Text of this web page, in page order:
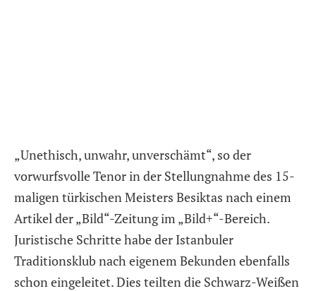
„Unethisch, unwahr, unverschämt“, so der
vorwurfsvolle Tenor in der Stellungnahme des 15-
maligen türkischen Meisters Besiktas nach einem
Artikel der „Bild“-Zeitung im „Bild+“-Bereich.
Juristische Schritte habe der Istanbuler
Traditionsklub nach eigenem Bekunden ebenfalls
schon eingeleitet. Dies teilten die Schwarz-Weißen